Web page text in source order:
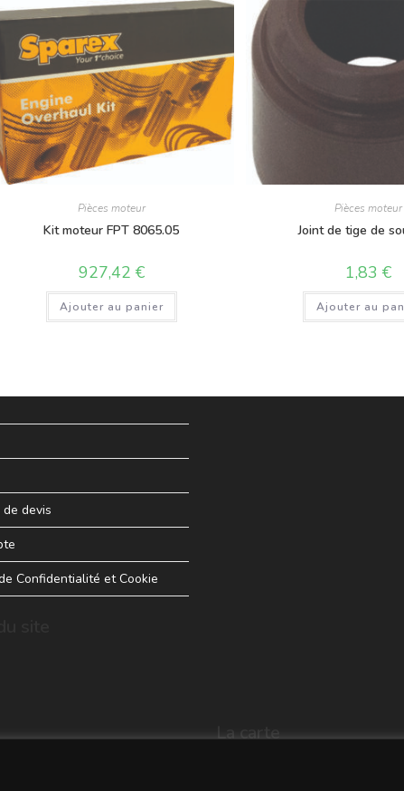
Pièces moteur
Kit moteur FPT 8065.05
927,42 €
Ajouter au panier
Pièces moteur
Joint de tige de
1,83 €
Ajouter au
devis
Confidentialité et Cookie
La carte